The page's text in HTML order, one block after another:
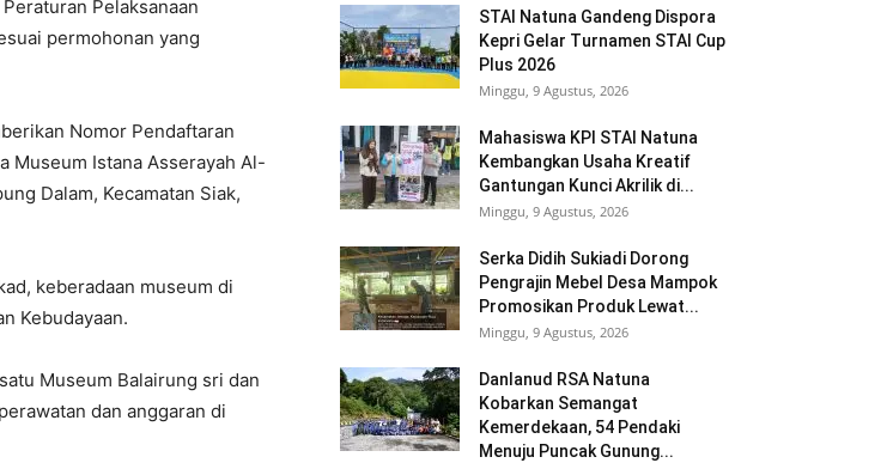
Pelaksanaan
permohonan yang
Nomor Pendaftaran
Museum Istana Asserayah Al-
Dalam, Kecamatan Siak,
keberadaan museum di
Kebudayaan.
Museum Balairung sri dan
dan anggaran di
STAI Natuna Gandeng Dispora
Kepri Gelar Turnamen STAI Cup
Plus 2026
Minggu, 9 Agustus, 2026
Mahasiswa KPI STAI Natuna
Kembangkan Usaha Kreatif
Gantungan Kunci Akrilik di...
Minggu, 9 Agustus, 2026
Serka Didih Sukiadi Dorong
Pengrajin Mebel Desa Mampok
Promosikan Produk Lewat...
Minggu, 9 Agustus, 2026
Danlanud RSA Natuna
Kobarkan Semangat
Kemerdekaan, 54 Pendaki
Menuju Puncak Gunung...